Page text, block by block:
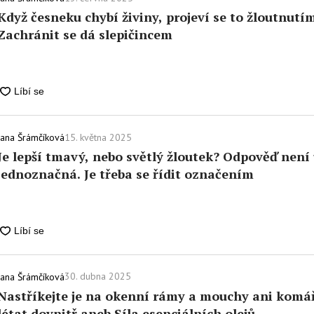
česneku chybí živiny, projeví se to
se dá slepičincem
Šrámčíková15. května 2025
lepší tmavý, nebo světlý žloutek? Odpověď není
Je třeba se řídit označením
Šrámčíková30. dubna 2025
je na okenní rámy a mouchy ani